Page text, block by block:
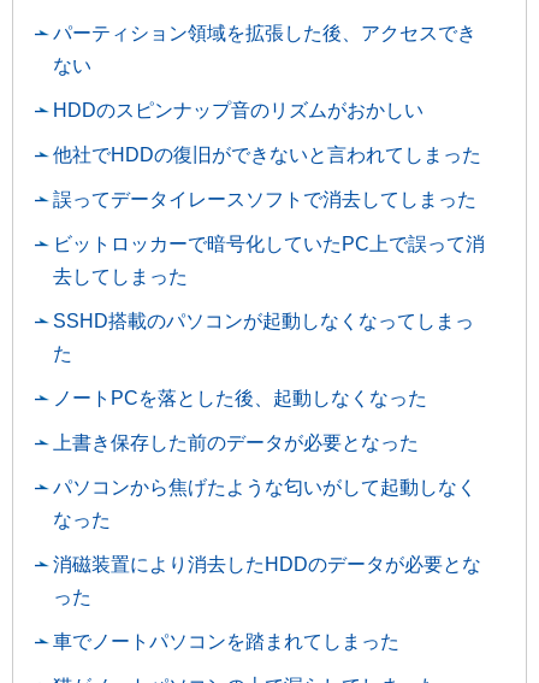
パーティション領域を拡張した後、アクセスでき
ない
HDDのスピンナップ音のリズムがおかしい
他社でHDDの復旧ができないと言われてしまった
誤ってデータイレースソフトで消去してしまった
ビットロッカーで暗号化していたPC上で誤って消
去してしまった
SSHD搭載のパソコンが起動しなくなってしまっ
た
ノートPCを落とした後、起動しなくなった
上書き保存した前のデータが必要となった
パソコンから焦げたような匂いがして起動しなく
なった
消磁装置により消去したHDDのデータが必要とな
った
車でノートパソコンを踏まれてしまった